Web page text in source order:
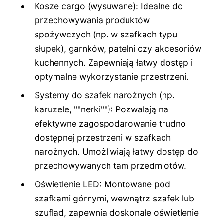
Kosze cargo (wysuwane): Idealne do
przechowywania produktów
spożywczych (np. w szafkach typu
słupek), garnków, patelni czy akcesoriów
kuchennych. Zapewniają łatwy dostęp i
optymalne wykorzystanie przestrzeni.
Systemy do szafek narożnych (np.
karuzele, ""nerki""): Pozwalają na
efektywne zagospodarowanie trudno
dostępnej przestrzeni w szafkach
narożnych. Umożliwiają łatwy dostęp do
przechowywanych tam przedmiotów.
Oświetlenie LED: Montowane pod
szafkami górnymi, wewnątrz szafek lub
szuflad, zapewnia doskonałe oświetlenie